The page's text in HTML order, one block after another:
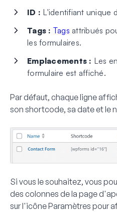
ID : L'identifiant unique
Tags : Tags attribués
les formulaires.
Emplacements : Les
formulaire est affiché.
Par défaut, chaque ligne
son shortcode, sa date et le
Si vous le souhaitez, vous
des colonnes de la page
sur l'icôneParamètres pour